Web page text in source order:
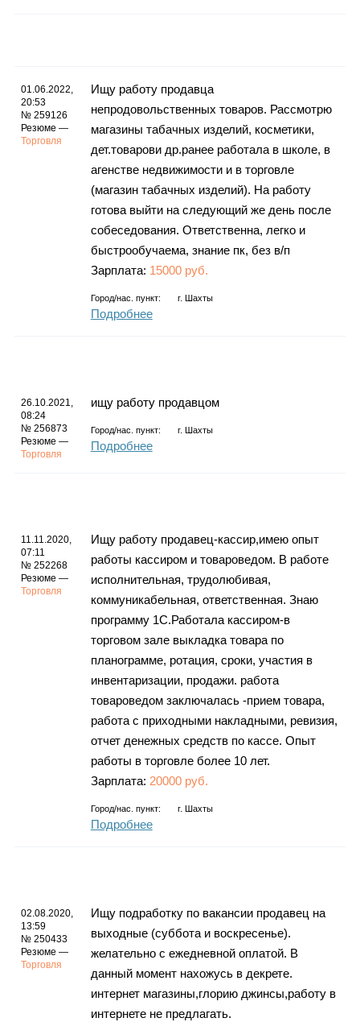
01.06.2022,
20:53
№ 259126
Резюме —
Торговля
Ищу работу продавца
непродовольственных товаров. Рассмотрю
магазины табачных изделий, косметики,
дет.товарови др.ранее работала в школе, в
агенстве недвижимости и в торговле
(магазин табачных изделий). На работу
готова выйти на следующий же день после
собеседования. Ответственна, легко и
быстрообучаема, знание пк, без в/п
Зарплата: 15000 руб.
Город/нас. пункт: г. Шахты
Подробнее
26.10.2021,
08:24
№ 256873
Резюме —
Торговля
ищу работу продавцом
Город/нас. пункт: г. Шахты
Подробнее
11.11.2020,
07:11
№ 252268
Резюме —
Торговля
Ищу работу продавец-кассир,имею опыт
работы кассиром и товароведом. В работе
исполнительная, трудолюбивая,
коммуникабельная, ответственная. Знаю
программу 1С.Работала кассиром-в
торговом зале выкладка товара по
планограмме, ротация, сроки, участия в
инвентаризации, продажи. работа
товароведом заключалась -прием товара,
работа с приходными накладными, ревизия,
отчет денежных средств по кассе. Опыт
работы в торговле более 10 лет.
Зарплата: 20000 руб.
Город/нас. пункт: г. Шахты
Подробнее
02.08.2020,
13:59
№ 250433
Резюме —
Торговля
Ищу подработку по вакансии продавец на
выходные (суббота и воскресенье).
желательно с ежедневной оплатой. В
данный момент нахожусь в декрете.
интернет магазины,глорию джинсы,работу в
интернете не предлагать.